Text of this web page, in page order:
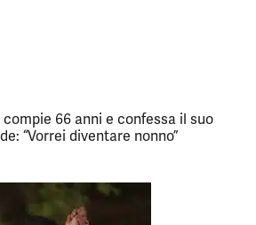
66 anni e confessa il suo
“Vorrei diventare nonno”